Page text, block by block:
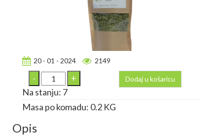
20 - 01 - 2024 2149
Dodaj u košaricu
Na stanju: 7
Masa po komadu: 0.2 KG
Opis